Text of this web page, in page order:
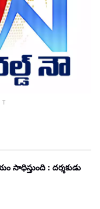
: దర్శకుడు